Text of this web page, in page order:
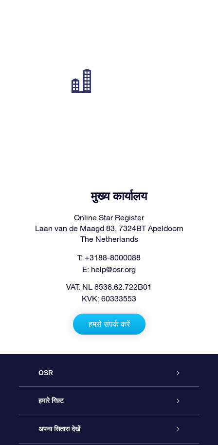
मुख्य कार्यालय
Online Star Register
Laan van de Maagd 83, 7324BT Apeldoorn
The Netherlands
T: +3188-8000088
E: help@osr.org
VAT: NL 8538.62.722B01
KVK: 60333553
हमसे संपर्क करें
OSR
ग्राहक सेवा
हमसे संपर्क करें
हमारे गिफ़्ट
ऑनलाइन स्टार गिफ़्ट
अपना सितारा देखें